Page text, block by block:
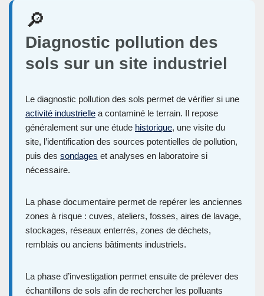
🔎
Diagnostic pollution des
sols sur un site industriel
Le diagnostic pollution des sols permet de vérifier si une
activité industrielle a contaminé le terrain. Il repose
généralement sur une étude historique, une visite du
site, l’identification des sources potentielles de pollution,
puis des sondages et analyses en laboratoire si
nécessaire.
La phase documentaire permet de repérer les anciennes
zones à risque : cuves, ateliers, fosses, aires de lavage,
stockages, réseaux enterrés, zones de déchets,
remblais ou anciens bâtiments industriels.
La phase d’investigation permet ensuite de prélever des
échantillons de sols afin de rechercher les polluants